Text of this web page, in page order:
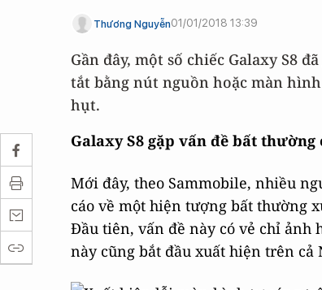
Thương Nguyễn01/01/2018 13:39
Gần đây, một số chiếc Galaxy S8
tắt bằng nút nguồn hoặc màn
hụt.
Galaxy S8 gặp vấn đề bất
Mới đây, theo Sammobile, nhiều
cáo về một hiện tượng bất thường
Đầu tiên, vấn đề này có vẻ chỉ ảnh
này cũng bắt đầu xuất hiện trên cả